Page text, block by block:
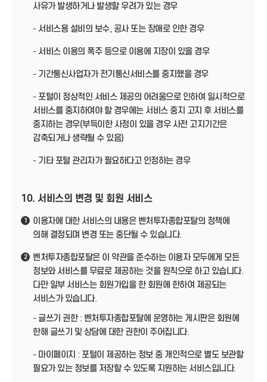
사유가 발생하거나 발생할 우려가 있는 경우
- 서비스용 설비의 보수, 공사 또는 장애로 인한 경우
- 서비스 이용의 폭주 등으로 이용에 지장이 있을 경우
- 기간통신사업자가 전기통신서비스를 중지했을 경우
- 포털이 정상적인 서비스 제공의 어려움으로 인하여 일시적으로
서비스를 중지하여야 할 경우에는 서비스 중지 고지 후 서비스를
중지하는 경우(부득이한 사정이 있을 경우 사전 고지기간은
감축되거나 생략될 수 있음)
- 기타 포털 관리자가 필요하다고 인정하는 경우
10. 서비스의 변경 및 회원 서비스
1
이용자에 대한 서비스의 내용은 벤처투자종합포탈의 정책에
의해 결정되며 변경 또는 중단될 수 있습니다.
2
벤처투자종합포탈은 이 약관을 준수하는 이용자 모두에게 모든
정보와 서비스를 무료로 제공하는 것을 원칙으로 하고 있습니다.
다만 일부 서비스는 회원가입을 한 회원에 한하여 제공되는
서비스가 있습니다.
- 글쓰기 권한 : 벤처투자종합포탈에 운영하는 게시판은 회원에
한해 글쓰기 및 상담에 대한 권한이 주어집니다.
- 마이페이지 : 포털이 제공하는 정보 중 개인적으로 별도 보관할
필요가 있는 정보를 저장할 수 있도록 지원하는 서비스입니다.